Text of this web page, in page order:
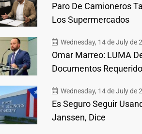
Paro De Camioneros
Los Supermercados
Wednesday, 14 de July de
Omar Marreo: LUMA
Documentos
Wednesday, 14 de July de
Es Seguro Seguir
Janssen, Dice